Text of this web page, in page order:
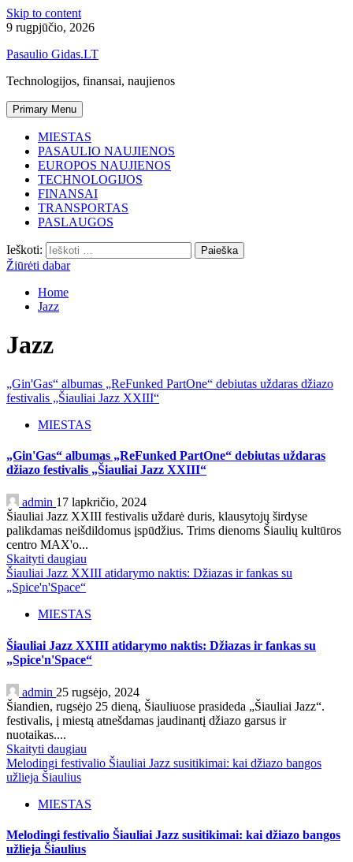
Skip to content
9 rugpjūčio, 2026
Pasaulio Gidas.LT
Technologijos, finansai, naujienos
Primary Menu
MIESTAS
PASAULIO NAUJIENOS
EUROPOS NAUJIENOS
TECHNOLOGIJOS
FINANSAI
TRANSPORTAS
PASLAUGOS
Ieškoti:
Žiūrėti dabar
Home
Jazz
Jazz
„Gin'Gas“ albumas „ReFunked PartOne“ debiutas uždaras džiazo
festivalis „Šiauliai Jazz XXIII“
MIESTAS
„Gin'Gas“ albumas „ReFunked PartOne“ debiutas uždaras
džiazo festivalis „Šiauliai Jazz XXIII“
admin 17 lapkričio, 2024
Šiauliai Jazz XXIII festivalis uždarė duris, klausytojų širdyse
palikdamas neišdildomus įspūdžius. Trims dienoms Šiaulių kultūros
centro MAX'o...
Skaityti daugiau
Šiauliai Jazz XXIII atidarymo naktis: Džiazas ir fankas su
„Spice'n'Space“
MIESTAS
Šiauliai Jazz XXIII atidarymo naktis: Džiazas ir fankas su
„Spice'n'Space“
admin 25 rugsėjo, 2024
Šiandien, rugsėjo 25 dieną, Šiauliuose prasideda „Šiauliai Jazz“.
festivalis, į miestą atnešdamas jaudinantį džiazo garsus ir
nuotaikas....
Skaityti daugiau
Melodingi festivalio Šiauliai Jazz susitikimai: kai džiazo bangos
užlieja Šiaulius
MIESTAS
Melodingi festivalio Šiauliai Jazz susitikimai: kai džiazo bangos
užlieja Šiaulius